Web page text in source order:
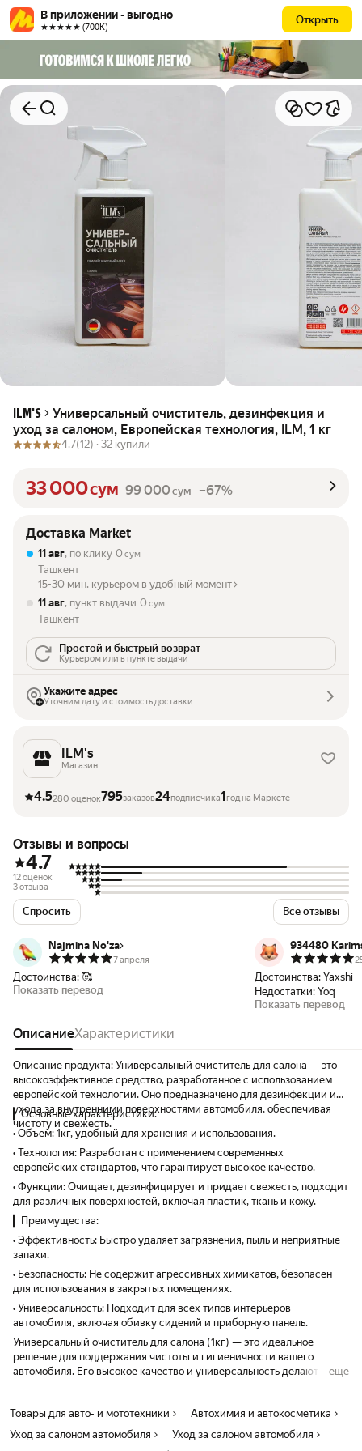
В приложении - выгодно
★★★★★ (700К)
Открыть
ILM'S
Универсальный очиститель, дезинфекция и
уход за салоном, Европейская технология, ILM, 1 кг
4.7(12) · 32 купили
33 000сум 99 000сум –67%
Доставка Market
11 авг, по клику 0 сум
Ташкент
15-30 мин. курьером в удобный момент
11 авг, пункт выдачи 0 сум
Ташкент
Простой и быстрый возврат
Курьером или в пункте выдачи
Укажите адрес
Уточним дату и стоимость доставки
ILM's
Магазин
4.5280 оценок795заказов24подписчика1год на Маркете
Отзывы и вопросы
4.7
12 оценок
3 отзыва
Спросить Все отзывы
Najmina No'za
7 апреля
Достоинства: 🥰
Показать перевод
934480
Достоинства: Yaxshi
Недостатки: Yoq
Показать перевод
ОписаниеХарактеристики
Описание продукта: Универсальный очиститель для салона — это
высокоэффективное средство, разработанное с использованием
европейской технологии. Оно предназначено для дезинфекции и
ухода за внутренними поверхностями автомобиля, обеспечивая
чистоту и свежесть.
▎Основные характеристики:
• Объем: 1кг, удобный для хранения и использования.
• Технология: Разработан с применением современных
европейских стандартов, что гарантирует высокое качество.
• Функции: Очищает, дезинфицирует и придает свежесть, подходит
для различных поверхностей, включая пластик, ткань и кожу.
▎Преимущества:
• Эффективность: Быстро удаляет загрязнения, пыль и неприятные
запахи.
• Безопасность: Не содержит агрессивных химикатов, безопасен
для использования в закрытых помещениях.
• Универсальность: Подходит для всех типов интерьеров
автомобиля, включая обивку сидений и приборную панель.
Универсальный очиститель для салона (1кг) — это идеальное
решение для поддержания чистоты и гигиеничности вашего
автомобиля. Его высокое качество и универсальность делают егоещё
Товары для авто- и мототехники
Автохимия и автокосметика
Уход за салоном автомобиля
Уход за салоном автомобиля